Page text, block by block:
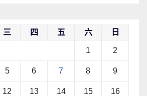
三 四 五 六 日
1 2
5 6 7 8 9
12 13 14 15 16